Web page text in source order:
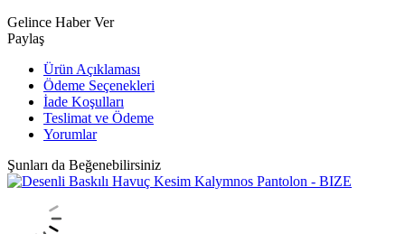
Gelince Haber Ver
Paylaş
Ürün Açıklaması
Ödeme Seçenekleri
İade Koşulları
Teslimat ve Ödeme
Yorumlar
Şunları da Beğenebilirsiniz